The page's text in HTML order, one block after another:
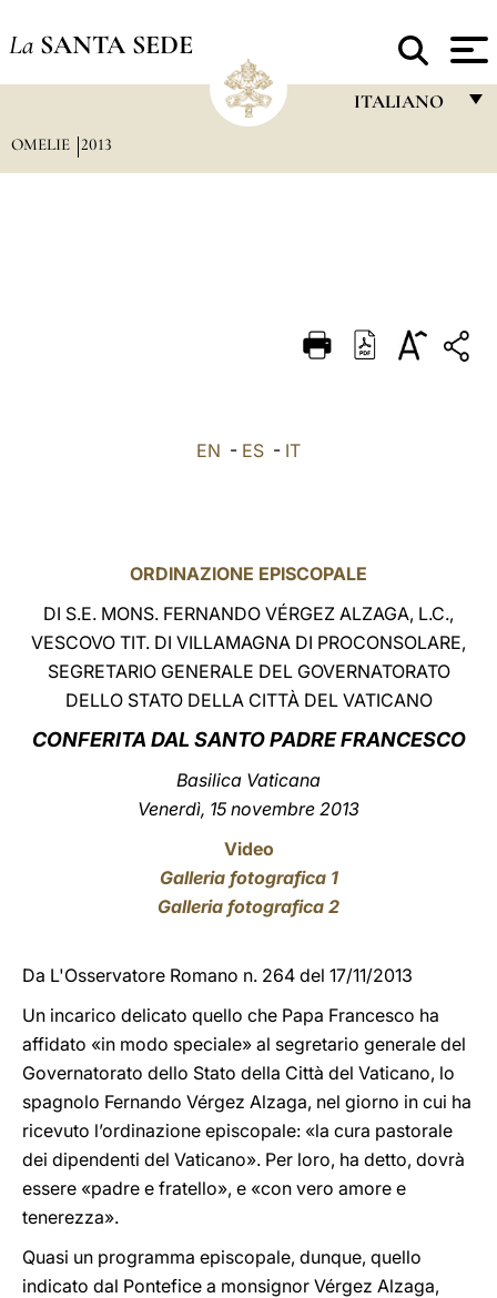
La SANTA SEDE
ITALIANO
DEUTSCH
OMELIE 2013
EN - ES - IT
ORDINAZIONE EPISCOPALE
DI S.E. MONS. FERNANDO VÉRGEZ ALZAGA, L.C.,
VESCOVO TIT. DI VILLAMAGNA DI PROCONSOLARE,
SEGRETARIO GENERALE DEL GOVERNATORATO
DELLO STATO DELLA CITTÀ DEL VATICANO
CONFERITA DAL SANTO PADRE FRANCESCO
Basilica Vaticana
Venerdì, 15 novembre 2013
Video
Galleria fotografica 1
Galleria fotografica 2
Da L'Osservatore Romano n. 264 del 17/11/2013
Un incarico delicato quello che Papa Francesco ha
affidato «in modo speciale» al segretario generale del
Governatorato dello Stato della Città del Vaticano, lo
spagnolo Fernando Vérgez Alzaga, nel giorno in cui ha
ricevuto l’ordinazione episcopale: «la cura pastorale
dei dipendenti del Vaticano». Per loro, ha detto, dovrà
essere «padre e fratello», e «con vero amore e
tenerezza».
Quasi un programma episcopale, dunque, quello
indicato dal Pontefice a monsignor Vérgez Alzaga,